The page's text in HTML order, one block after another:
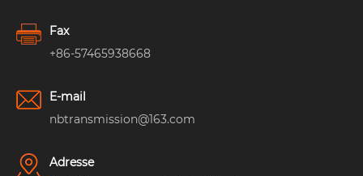
Fax
+86-57465938668
E-mail
nbtransmission@163.com
Adresse